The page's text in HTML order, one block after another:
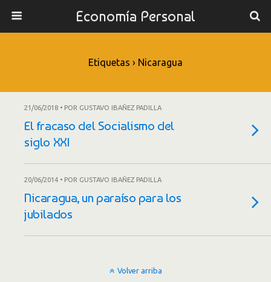
Economía Personal
Etiquetas › Nicaragua
21/06/2018 • POR GUSTAVO IBAÑEZ PADILLA
El fracaso del Socialismo del
siglo XXI
20/06/2014 • POR GUSTAVO IBAÑEZ PADILLA
Nicaragua, un paraíso para los
jubilados
Volver arriba